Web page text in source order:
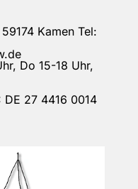
Kamen Tel:
Do 15-18 Uhr,
DE 27 4416 0014